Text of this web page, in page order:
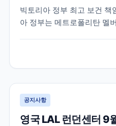
빅토리아 정부 최고 보건 책
아 정부는 메트로폴리탄 멜
이동제한령은 최소 6주 동
보는 여기서 확인하실 수 있
공지사항
영국 LAL 런던센터 9